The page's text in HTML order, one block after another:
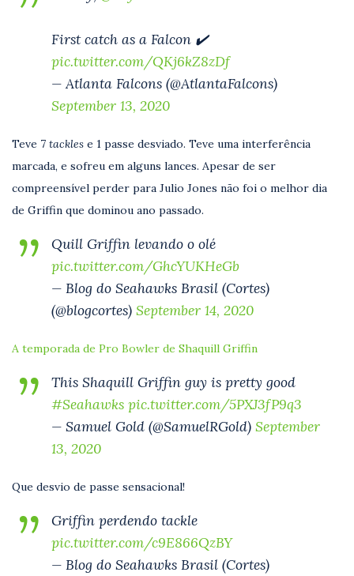
First catch as a Falcon ✔️
pic.twitter.com/QKj6kZ8zDf
— Atlanta Falcons (@AtlantaFalcons)
September 13, 2020
Teve 7 tackles e 1 passe desviado. Teve uma interferência
marcada, e sofreu em alguns lances. Apesar de ser
compreensível perder para Julio Jones não foi o melhor dia
de Griffin que dominou ano passado.
Quill Griffin levando o olé
pic.twitter.com/GhcYUKHeGb
— Blog do Seahawks Brasil (Cortes)
(@blogcortes) September 14, 2020
A temporada de Pro Bowler de Shaquill Griffin
This Shaquill Griffin guy is pretty good
#Seahawks pic.twitter.com/5PXJ3fP9q3
— Samuel Gold (@SamuelRGold) September
13, 2020
Que desvio de passe sensacional!
Griffin perdendo tackle
pic.twitter.com/c9E866QzBY
— Blog do Seahawks Brasil (Cortes)